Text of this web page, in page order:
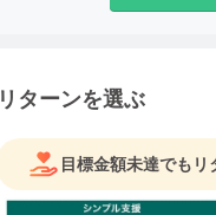
リターンを選ぶ
目標金額未達でも